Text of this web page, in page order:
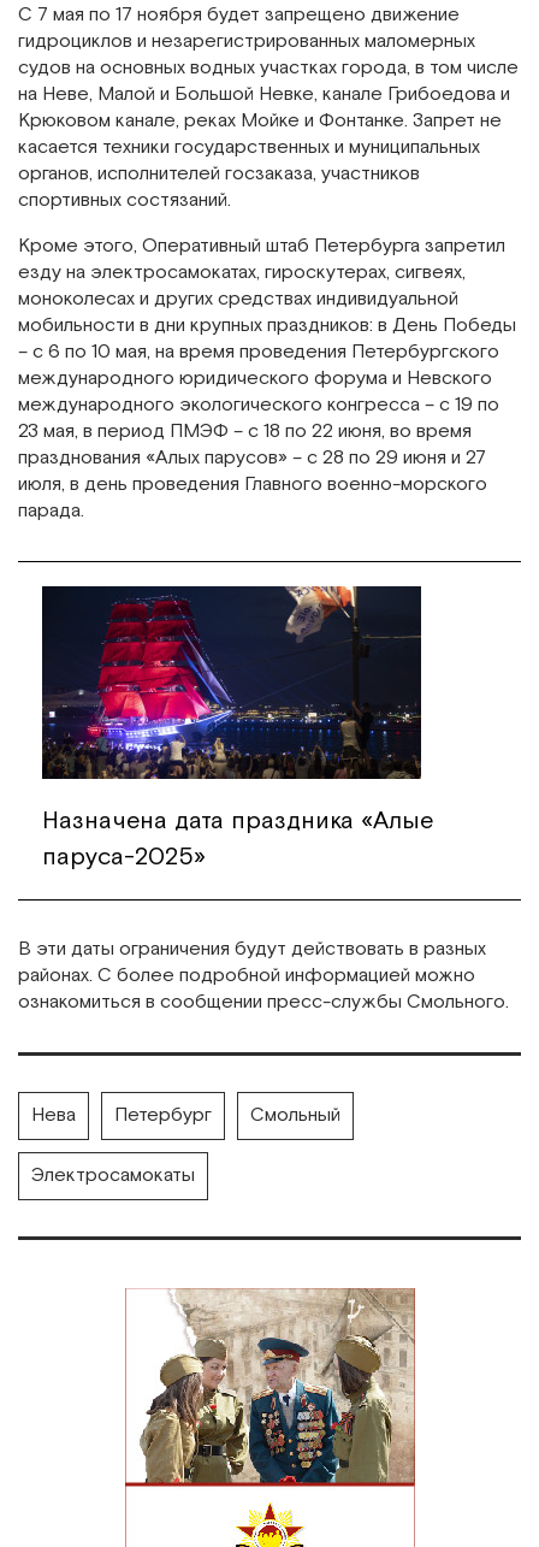
С 7 мая по 17 ноября будет запрещено движение
гидроциклов и незарегистрированных маломерных
судов на основных водных участках города, в том числе
на Неве, Малой и Большой Невке, канале Грибоедова и
Крюковом канале, реках Мойке и Фонтанке. Запрет не
касается техники государственных и муниципальных
органов, исполнителей госзаказа, участников
спортивных состязаний.
Кроме этого, Оперативный штаб Петербурга запретил
езду на электросамокатах, гироскутерах, сигвеях,
моноколесах и других средствах индивидуальной
мобильности в дни крупных праздников: в День Победы
– с 6 по 10 мая, на время проведения Петербургского
международного юридического форума и Невского
международного экологического конгресса – с 19 по
23 мая, в период ПМЭФ – с 18 по 22 июня, во время
празднования «Алых парусов» – с 28 по 29 июня и 27
июля, в день проведения Главного военно-морского
парада.
Назначена дата праздника «Алые
паруса-2025»
В эти даты ограничения будут действовать в разных
районах. С более подробной информацией можно
ознакомиться в сообщении пресс-службы Смольного.
Нева Петербург Смольный
Электросамокаты